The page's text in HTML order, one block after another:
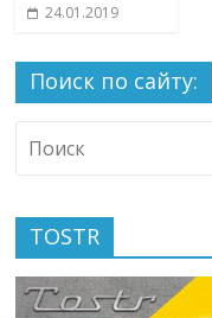
24.01.2019
Поиск по сайту:
TOSTR